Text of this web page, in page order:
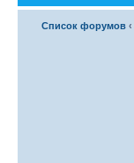
Список форумов ‹